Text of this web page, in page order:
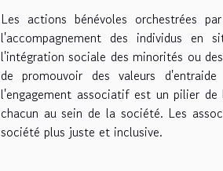
Les actions bénévoles orchestrées
l'accompagnement des individus en
l'intégration sociale des minorités ou
de promouvoir des valeurs
l'engagement associatif est un pilier
chacun au sein de la société. Les
société plus juste et inclusive.